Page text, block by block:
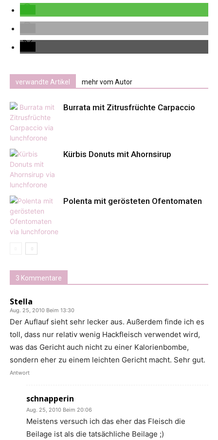
verwandte Artikel mehr vom Autor
Burrata mit Zitrusfrüchte Carpaccio
Kürbis Donuts mit Ahornsirup
Polenta mit gerösteten Ofentomaten
3 Kommentare
Stella
Aug. 25, 2010 Beim 13:30
Der Auflauf sieht sehr lecker aus. Außerdem finde ich es
toll, dass nur relativ wenig Hackfleisch verwendet wird,
was das Gericht auch nicht zu einer Kalorienbombe,
sondern eher zu einem leichten Gericht macht. Sehr gut.
Antwort
schnapperin
Aug. 25, 2010 Beim 20:06
Meistens versuch ich das eher das Fleisch die
Beilage ist als die tatsächliche Beilage ;)